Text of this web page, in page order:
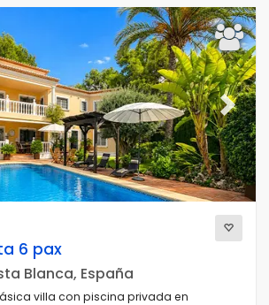
Next
6 pax
Blanca, España
villa con piscina privada en